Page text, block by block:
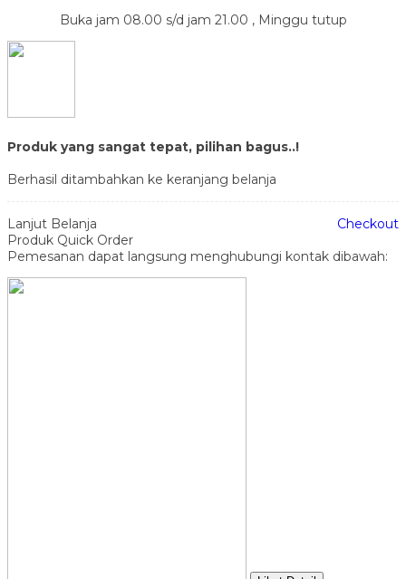
Buka jam 08.00 s/d jam 21.00 , Minggu tutup
Produk yang sangat tepat, pilihan bagus..!
Berhasil ditambahkan ke keranjang belanja
Lanjut Belanja
Checkout
Produk Quick Order
Pemesanan dapat langsung menghubungi kontak dibawah: